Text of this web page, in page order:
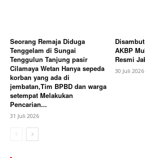
Seorang Remaja Diduga
Tenggelam di Sungai
Tenggulun Tanjung pasir
Cilamaya Wetan Hanya sepeda
korban yang ada di
jembatan,Tim BPBD dan warga
setempat Melakukan
Pencarian...
31 Juli 2026
AKBP
Resmi
30 Juli 2026